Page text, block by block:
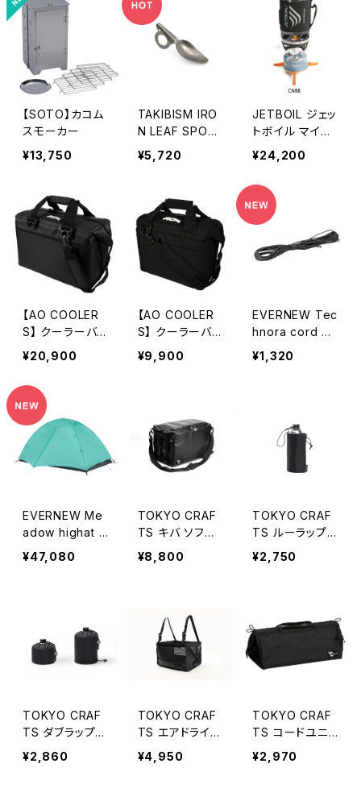
【SOTO】カコム
スモーカー
¥13,750
TAKIBISM IRO
N LEAF SPOO
N / タキビズム
アイアンリーフス
¥5,720
JETBOIL ジェッ
トボイル マイク
ロモ
¥24,200
【AO COOLER
S】 クーラーバッ
グ 24パック カ
ーボン BLACK
¥20,900
【AO COOLER
S】 クーラーバッ
グ 9パック
¥9,900
EVERNEW Tec
hnora cord 0.
7mm 5M
¥1,320
EVERNEW Me
adow highat /
carbon
¥47,080
TOKYO CRAF
TS キバ ソフト
クーラー
¥8,800
TOKYO CRAF
TS ルーラップ
CB缶カバー キ
ャップ付き
¥2,750
TOKYO CRAF
TS ダブラップ
OD缶カバー25
0/500 キャップ
¥2,860
TOKYO CRAF
TS エアドライ
ハンギングシェル
¥4,950
TOKYO CRAF
TS コードユニッ
ト マルチバッグ
¥2,970